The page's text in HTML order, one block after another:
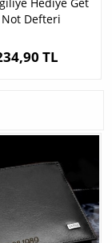
Not Defteri
TL